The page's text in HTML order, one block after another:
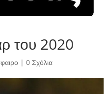
του 2020
| 0 Σχόλια